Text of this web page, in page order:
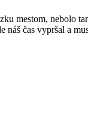
mestom, nebolo
čas vypršal a